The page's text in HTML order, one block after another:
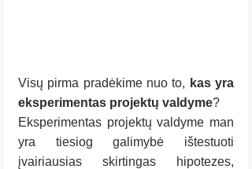
Visų pirma pradėkime nuo to, kas yra
eksperimentas projektų valdyme?
Eksperimentas projektų valdyme man
yra tiesiog galimybė ištestuoti
įvairiausias skirtingas hipotezes,